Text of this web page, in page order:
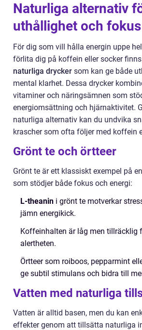
Naturliga alternativ
uthållighet och fokus
För dig som vill hålla energin uppe
förlita dig på koffein eller socker
naturliga drycker som kan ge både
mental klarhet. Dessa drycker
vitaminer och näringsämnen som
energiomsättning och hjärnaktivitet.
naturliga alternativ kan du undvika
krascher som ofta följer med koffein
Grönt te och örtteer
Grönt te är ett klassiskt exempel på
som stödjer både fokus och energi:
L-theanin i grönt te motverkar
jämn energikick.
Koffeinhalten är låg men tillräcklig
alertheten.
Örtteer som roiboos, pepparmint
ge subtil stimulans och bidra till
Vatten med naturliga
Vatten är alltid basen, men du kan
effekter genom att tillsätta naturliga